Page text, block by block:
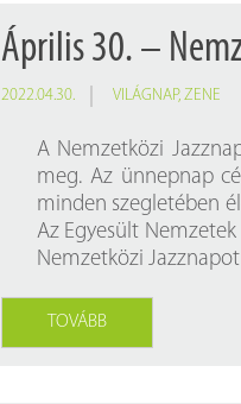
Április 30. –
2022.04.30. VILÁGNAP,ZENE
A Nemzetközi
meg. Az ünnepnap
minden szegletében
Az Egyesült
Nemzetközi
TOVÁBB